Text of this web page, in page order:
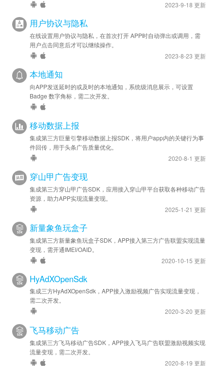
2023-9-18 更新
用户协议与隐私
在线设置用户协议与隐私，在首次打开 APP时自动弹出或调用，需
用户点击同意后才可以继续操作。
2023-8-23 更新
本地通知
向APP发送延时的或及时的本地通知，系统级消息展示，可设置
Badge 数字角标，需二次开发。
移动数据上报
集成第三方巨量引擎移动数据上报SDK，将用户app内的关键行为事
件回传，用于头条广告质量优化。
2020-8-1 更新
穿山甲广告变现
集成第三方穿山甲广告SDK，应用接入穿山甲平台获取各种移动广告
资源，助力APP实现流量变现。
2025-1-21 更新
新量象鱼玩盒子
集成第三方新量象鱼玩盒子SDK，APP接入第三方广告联盟实现流量
变现，需开通IMEI/OAID。
2020-10-15 更新
HyAdXOpenSdk
集成三方HyAdXOpenSdk，APP接入激励视频广告实现流量变现，
需二次开发。
2020-3-20 更新
飞马移动广告
集成第三方飞马移动广告SDK，APP接入飞马广告联盟激励视频实现
流量变现，需二次开发。
2020-8-19 更新